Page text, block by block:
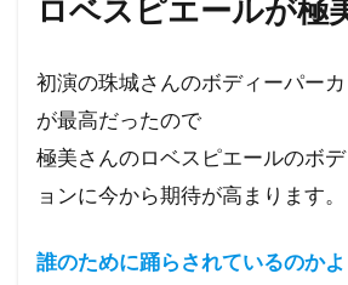
ロベスピエールが極
初演の珠城さんのボディーパー
が最高だったので
極美さんのロベスピエールのボ
ョンに今から期待が高まります。
誰のために踊らされているのか